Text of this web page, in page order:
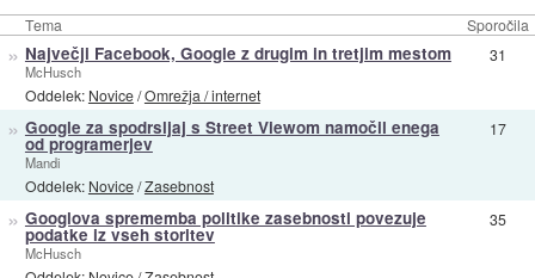
Tema Sporočila
» Največji Facebook, Google z drugim in tretjim mestom
McHusch
Oddelek: Novice/Omrežja / internet
31
» Google za spodrsljaj s Street Viewom namočil enega
od programerjev
Mandi
Oddelek: Novice/Zasebnost
17
» Googlova sprememba politike zasebnosti povezuje
podatke iz vseh storitev
McHusch
35